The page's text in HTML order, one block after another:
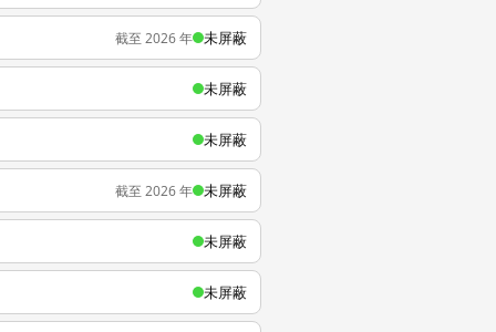
截至 2026 年 未屏蔽
未屏蔽
未屏蔽
截至 2026 年 未屏蔽
未屏蔽
未屏蔽